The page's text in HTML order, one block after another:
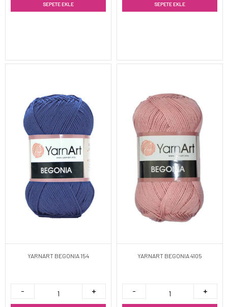
SEPETE EKLE SEPETE EKLE
YARNART BEGONIA 154 YARNART BEGONIA 4105